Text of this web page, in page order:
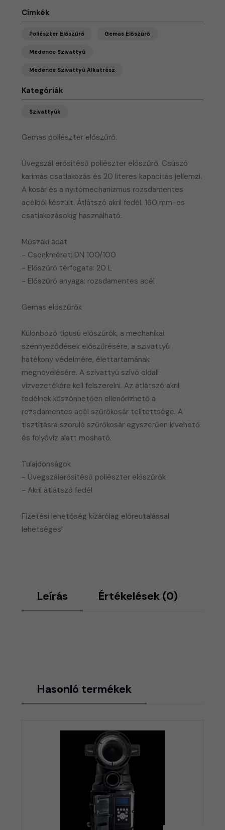
Gemas poliészter előszűrő.
Üvegszál erősítésű poliészter előszűrő. Csúszó
karimás csatlakozás és 20 literes kapacitás jellemzi.
A kosár és a nyitómechanizmus rozsdamentes
acélból készült. Átlátszó akril fedél. 160 mm-es
csatlakozásokig használható.
Műszaki adat
- Csonkméret: DN 100/100
- Előszűrő térfogata: 20 L
- Előszűrő anyaga: rozsdamentes acél
Gemas előszűrők
Különböző típusú előszűrők, a mechanikai
szennyeződések előszűrésére, a szivattyú
hatékony védelmére, élettartamának
megnövelésére. A szivattyú szívó oldali
vízvezetékére kell felszerelni. Az átlátszó akril
fedélnek köszönhetően ellenőrizhető a
rozsdamentes acél szűrőkosár telítettsége. A
tisztításra szoruló szűrőkosár egyszerűen kivehető
és folyóvíz alatt mosható.
Tulajdonságok
- Üvegszálerősítésű poliészter előszűrők
- Akril átlátszó fedél
​Fizetési lehetőség kizárólag előreutalással
lehetséges!
Címkék
Poliészter Előszűrő Gemas Előszűrő
Medence Szivattyú
Medence Szivattyú Alkatrész
Kategóriák
Szivattyúk
Leírás Értékelések (0)
Hasonló termékek